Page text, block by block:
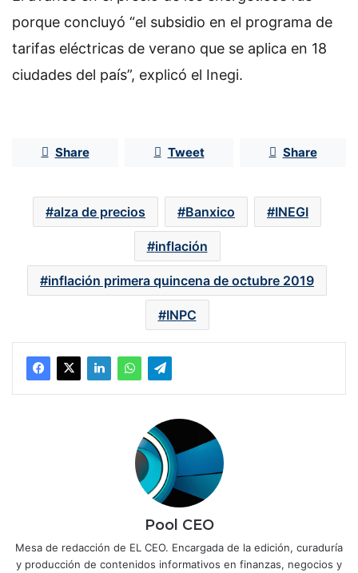
porque concluyó “el subsidio en el programa de
tarifas eléctricas de verano que se aplica en 18
ciudades del país”, explicó el Inegi.
Share Tweet Share
alza de precios Banxico INEGI
inflación
inflación primera quincena de octubre 2019
INPC
Pool CEO
Mesa de redacción de EL CEO. Encargada de la edición, curaduría
y producción de contenidos informativos en finanzas, negocios y